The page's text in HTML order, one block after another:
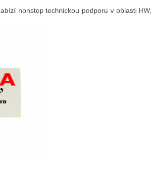
nonstop technickou podporu v oblasti